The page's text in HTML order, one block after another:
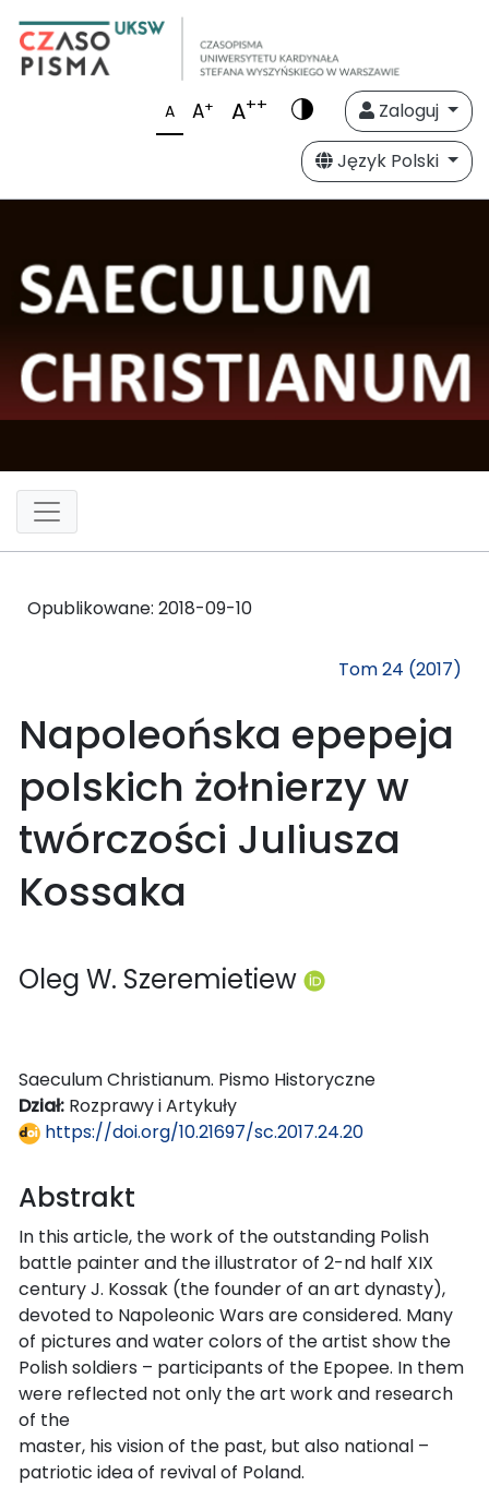
A A+ A++
Zaloguj
Język Polski
Opublikowane: 2018-09-10
Tom 24 (2017)
Napoleońska epepeja
polskich żołnierzy w
twórczości Juliusza
Kossaka
Oleg W. Szeremietiew
Saeculum Christianum. Pismo Historyczne
Dział: Rozprawy i Artykuły
https://doi.org/10.21697/sc.2017.24.20
Abstrakt
In this article, the work of the outstanding Polish
battle painter and the illustrator of 2-nd half XIX
century J. Kossak (the founder of an art dynasty),
devoted to Napoleonic Wars are considered. Many
of pictures and water colors of the artist show the
Polish soldiers – participants of the Epopee. In them
were reflected not only the art work and research
of the
master, his vision of the past, but also national –
patriotic idea of revival of Poland.